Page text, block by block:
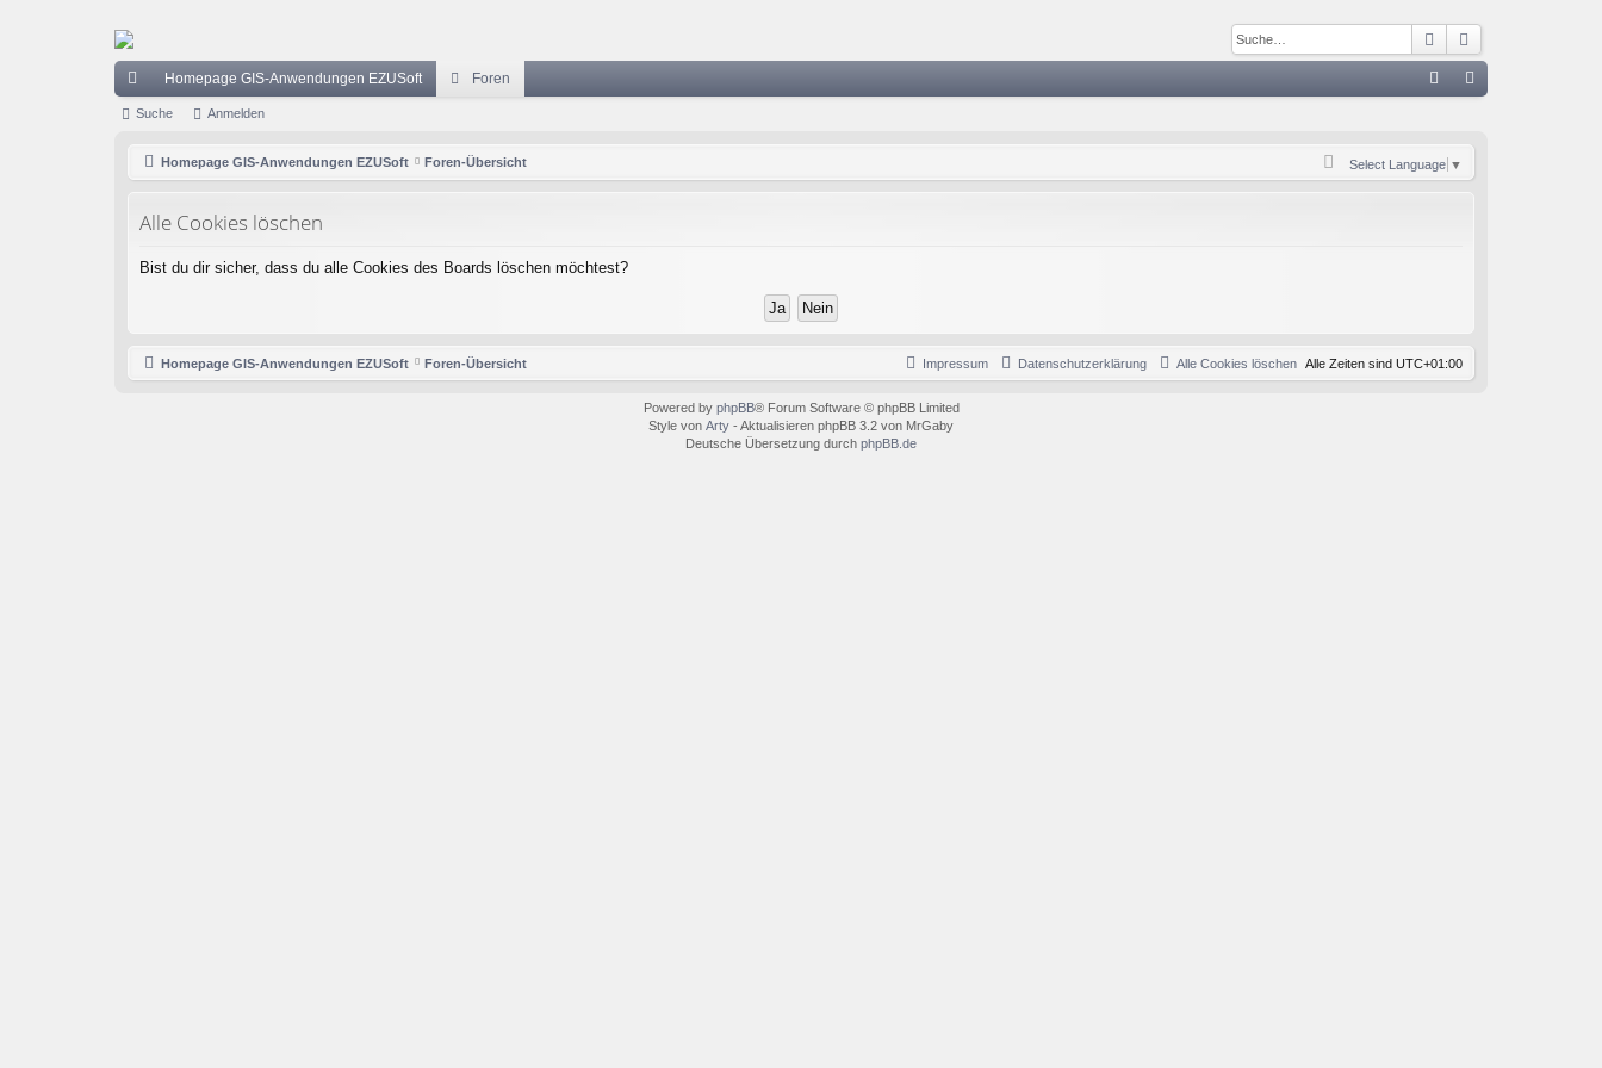
Suche
ch
Homepage GIS-Anwendungen EZUSoft Foren
m
Suche Anmelden
Homepage GIS-Anwendungen EZUSoft Foren-Übersicht Select Language ▼
Alle Cookies löschen
Bist du dir sicher, dass du alle Cookies des Boards löschen möchtest?
Homepage GIS-Anwendungen EZUSoft Foren-Übersicht Alle Zeiten sind UTC+01:00
Alle Cookies löschen
Datenschutzerklärung
Impressum
Powered by phpBB® Forum Software © phpBB Limited
Style von Arty - Aktualisieren phpBB 3.2 von MrGaby
Deutsche Übersetzung durch phpBB.de